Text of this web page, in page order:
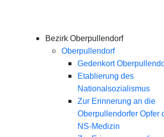
Bezirk Oberpullendorf
Oberpullendorf
Gedenkort
Etablierung des
Nationalsozialismus
Zur Erinnerung an die
Oberpullendorfer Opfer
NS-Medizin